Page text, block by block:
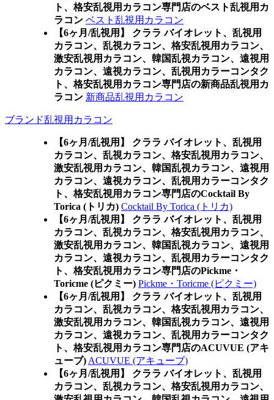
ト、格安乱視用カラコン専門店のベスト乱視用カ
ラコン ベスト乱視用カラコン
【6ヶ月/乱視用】 クララ バイオレット、乱視用
カラコン、乱視カラコン、格安乱視用カラコン、
激安乱視用カラコン、韓国乱視カラコン、遠視用
カラコン、遠視カラコン、乱視用カラーコンタク
ト、格安乱視用カラコン専門店の新商品乱視用カ
ラコン 新商品乱視用カラコン
ブランド乱視用カラコン
【6ヶ月/乱視用】 クララ バイオレット、乱視用
カラコン、乱視カラコン、格安乱視用カラコン、
激安乱視用カラコン、韓国乱視カラコン、遠視用
カラコン、遠視カラコン、乱視用カラーコンタク
ト、格安乱視用カラコン専門店のCocktail By
Torica (トリカ) Cocktail By Torica (トリカ)
【6ヶ月/乱視用】 クララ バイオレット、乱視用
カラコン、乱視カラコン、格安乱視用カラコン、
激安乱視用カラコン、韓国乱視カラコン、遠視用
カラコン、遠視カラコン、乱視用カラーコンタク
ト、格安乱視用カラコン専門店のPickme・
Toricme (ピクミー) Pickme・Toricme (ピクミー)
【6ヶ月/乱視用】 クララ バイオレット、乱視用
カラコン、乱視カラコン、格安乱視用カラコン、
激安乱視用カラコン、韓国乱視カラコン、遠視用
カラコン、遠視カラコン、乱視用カラーコンタク
ト、格安乱視用カラコン専門店のACUVUE (アキ
ューブ) ACUVUE (アキューブ)
【6ヶ月/乱視用】 クララ バイオレット、乱視用
カラコン、乱視カラコン、格安乱視用カラコン、